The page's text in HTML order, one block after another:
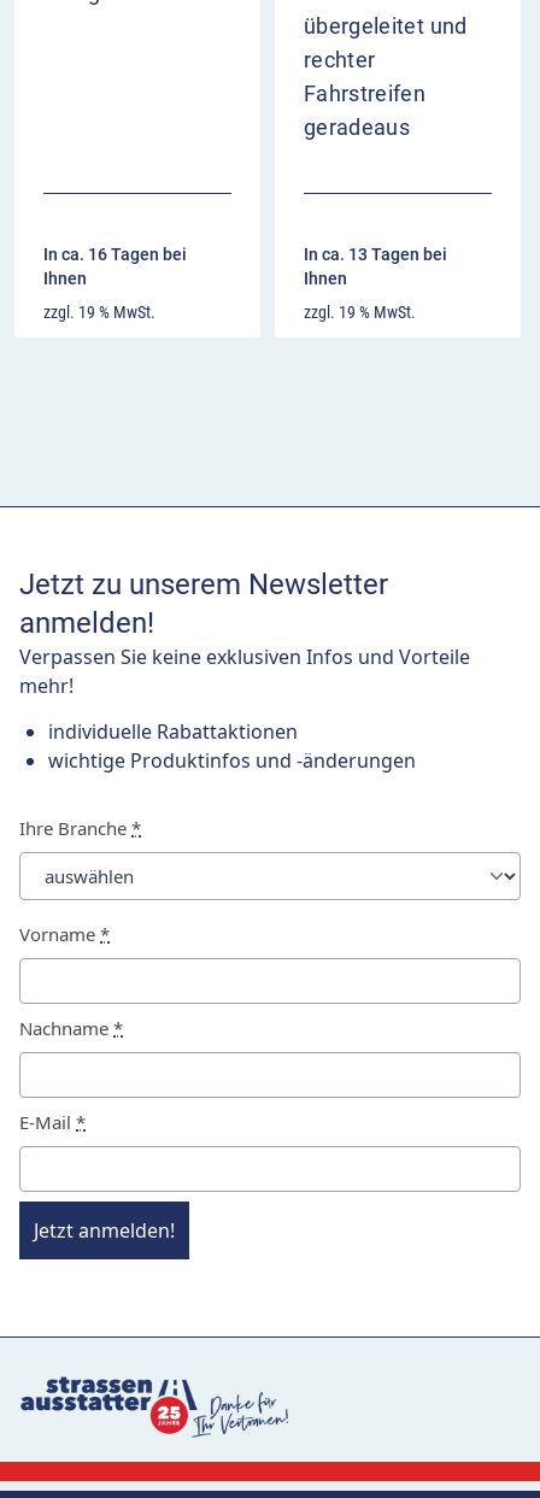
In ca. 16 Tagen bei
Ihnen
zzgl. 19 % MwSt.
übergeleitet und
rechter
Fahrstreifen
geradeaus
In ca. 13 Tagen bei
Ihnen
zzgl. 19 % MwSt.
Jetzt zu unserem Newsletter
anmelden!
Verpassen Sie keine exklusiven Infos und Vorteile
mehr!
individuelle Rabattaktionen
wichtige Produktinfos und -änderungen
Ihre Branche *
Vorname *
Nachname *
E-Mail *
Jetzt anmelden!